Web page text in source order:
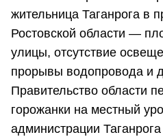
жительница Таганрога в
Ростовской области —
улицы, отсутствие
прорывы водопровода и
Правительство области
горожанки на местный
администрации